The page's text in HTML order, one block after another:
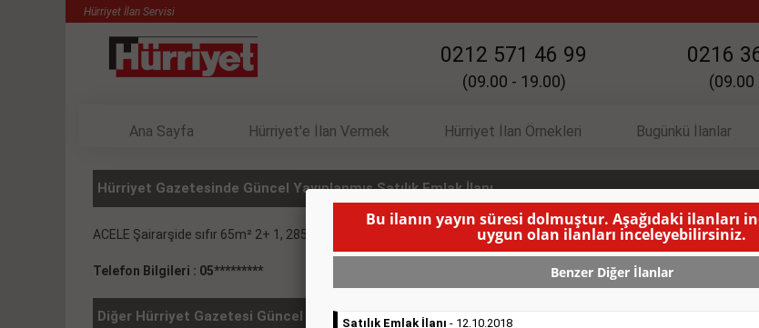
Hürriyet İlan Servisi
0212 571 46 99
(09.00 - 19.00)
0216
(09.00
Ana Sayfa Hürriyet'e İlan Vermek Hürriyet İlan Örnekleri Bugünkü İlanlar
Hürriyet Gazetesinde Güncel Yayınlanmış Satılık Emlak İlanı
ACELE Şairarşide sıfır 65m² 2+ 1, 285.000.- ( BU İLANIN YAYINLANMA SÜRESİ DOLMUŞTUR )
Telefon Bilgileri : 05*********
Diğer Hürriyet Gazetesi Güncel İlanlar
Bu ilanın yayın süresi dolmuştur. Aşağıdaki ilanları
uygun olan ilanları inceleyebilirsiniz.
Benzer Diğer İlanlar
Satılık Emlak İlanı - 12.10.2018